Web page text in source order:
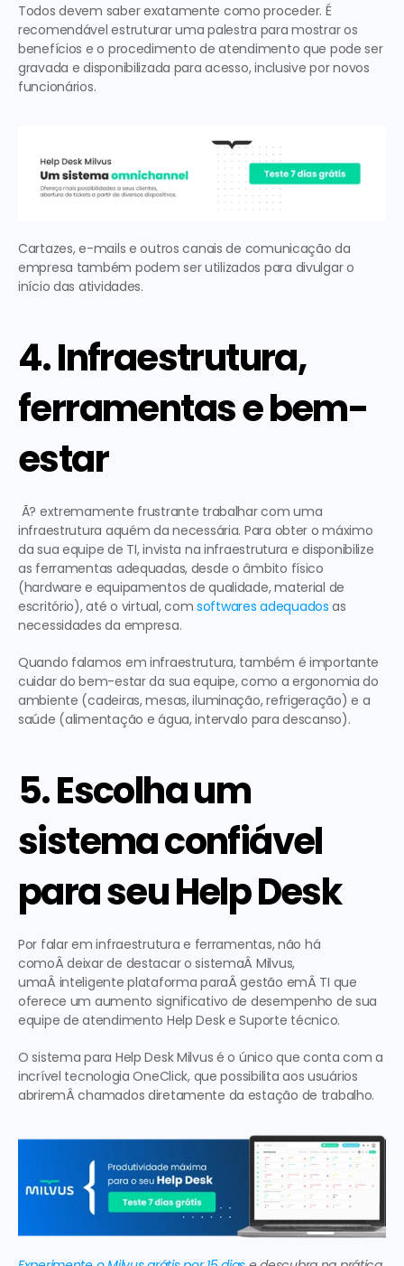
Todos devem saber exatamente como proceder. É
recomendável estruturar uma palestra para mostrar os
benefícios e o procedimento de atendimento que pode ser
gravada e disponibilizada para acesso, inclusive por novos
funcionários.
Cartazes, e-mails e outros canais de comunicação da
empresa também podem ser utilizados para divulgar o
início das atividades.
4. Infraestrutura,
ferramentas e bem-
estar
infraestrutura aquém da necessária. Para obter o máximo
da sua equipe de TI, invista na infraestrutura e disponibilize
as ferramentas adequadas, desde o âmbito físico
(hardware e equipamentos de qualidade, material de
escritório), até o virtual, com softwares adequados as
necessidades da empresa.
Quando falamos em infraestrutura, também é importante
cuidar do bem-estar da sua equipe, como a ergonomia do
ambiente (cadeiras, mesas, iluminação, refrigeração) e a
saúde (alimentação e água, intervalo para descanso).
5. Escolha um
sistema confiável
para seu Help Desk
Por falar em infraestrutura e ferramentas, não há
comoÂ deixar de destacar o sistemaÂ Milvus,
umaÂ inteligente plataforma paraÂ gestão emÂ TI que
oferece um aumento significativo de desempenho de sua
equipe de atendimento Help Desk e Suporte técnico.
O sistema para Help Desk Milvus é o único que conta com a
incrível tecnologia OneClick, que possibilita aos usuários
abriremÂ chamados diretamente da estação de trabalho.